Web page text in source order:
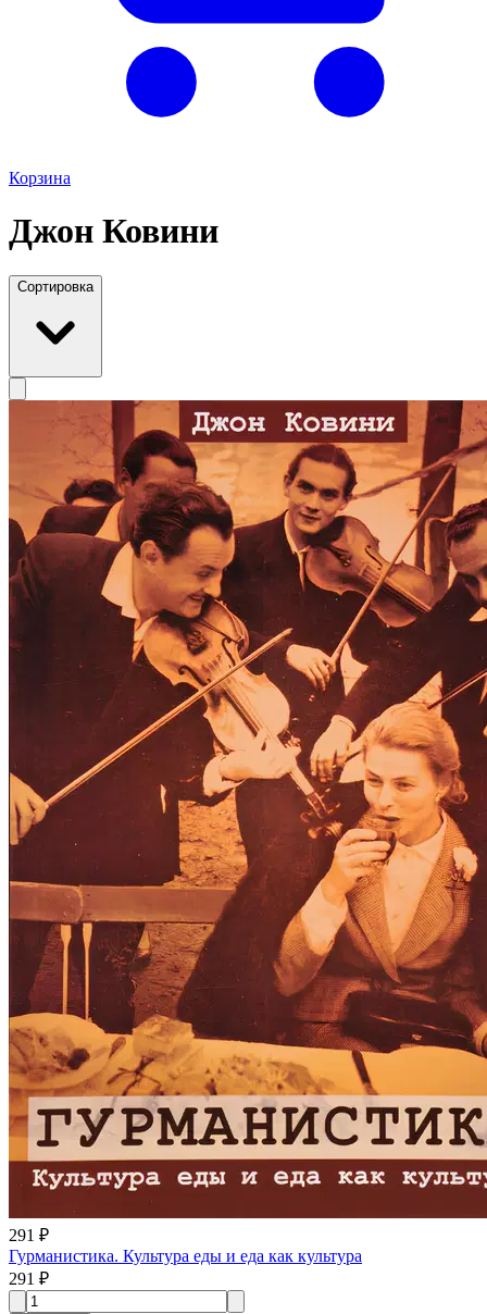
Корзина
Джон Ковини
Сортировка
291 ₽
Гурманистика. Культура еды и еда как культура
291 ₽